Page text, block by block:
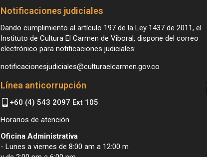
Notificaciones judiciales
Dando cumplimiento al artículo 197 de la Ley 1437 de 2011, el
Instituto de Cultura El Carmen de Viboral, dispone del correo
electrónico para notificaciones judiciales:
notificacionesjudiciales@culturaelcarmen.gov.co
Línea anticorrupción
+60 (4) 543 2097 Ext 105
Horarios de atención
Oficina Administrativa
- Lunes a viernes de 8:00 am a 12:00 m